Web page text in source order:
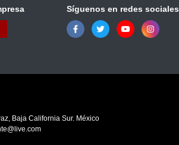
Síguenos en redes sociales
Baja California Sur. México